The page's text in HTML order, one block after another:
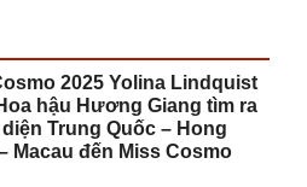
2025 Yolina Lindquist
hậu Hương Giang tìm ra
diện Trung Quốc – Hong
Macau đến Miss Cosmo